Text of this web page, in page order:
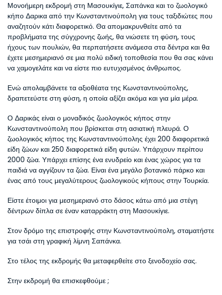
Μονοήμερη εκδρομή στη Μασουκίγιε, Σαπάνκα και το ζωολογικό
κήπο Δαρικα από την Κωνσταντινούπολη για τους ταξιδιώτες που
αναζητούν κάτι διαφορετικό. Θα απομακρυνθείτε από τα
προβλήματα της σύγχρονης ζωής, θα νιώσετε τη φύση, τους
ήχους των πουλιών, θα περπατήσετε ανάμεσα στα δέντρα και θα
έχετε μεσημεριανό σε μια πολύ ειδική τοποθεσία που θα σας κάνει
να χαμογελάτε και να είστε πιο ευτυχισμένος άνθρωπος.
Ενώ απολαμβάνετε τα αξιοθέατα της Κωνσταντινούπολης,
δραπετεύστε στη φύση, η οποία αξίζει ακόμα και για μία μέρα.
Ο Δαρικάς είναι ο μοναδικός ζωολογικός κήπος στην
Κωνσταντινούπολη που βρίσκεται στη ασιατική πλευρά. Ο
ζωολογικός κήπος της Κωνσταντινούπολης έχει 200 διαφορετικά
είδη ζώων και 250 διαφορετικά είδη φυτών. Υπάρχουν περίπου
2000 ζώα. Υπάρχει επίσης ένα ενυδρείο και ένας χώρος για τα
παιδιά να αγγίζουν τα ζώα. Είναι ένα μεγάλο βοτανικό πάρκο και
ένας από τους μεγαλύτερους ζωολογικούς κήπους στην Τουρκία.
Είστε έτοιμοι για μεσημεριανό στο δάσος κάτω από μια στέγη
δέντρων δίπλα σε έναν καταρράκτη στη Μασουκίγιε.
Στον δρόμο της επιστροφής στην Κωνσταντινούπολη, σταματήστε
για τσάι στη γραφική λίμνη Σαπάνκα.
Στο τέλος της εκδρομής θα μεταφερθείτε στο ξενοδοχείο σας.
Στην εκδρομή θα επισκεφθούμε ;